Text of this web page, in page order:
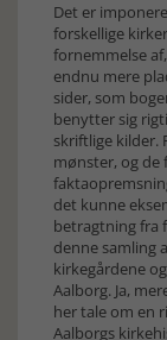
Det er
forskellige
fornemmelse
endnu mere
sider, som
benytter sig
skriftlige kilder.
mønster, og de
det kunne
betragtning fra
denne samling
kirkegårdene
Aalborg. Ja,
her tale om en
Aalborgs